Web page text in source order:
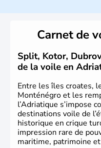
Carnet de
Split, Kotor,
de la voile en
Entre les îles croates,
Monténégro et les
l’Adriatique s’impose
destinations voile de
historique en crique
impression rare de
maritime, patrimoine